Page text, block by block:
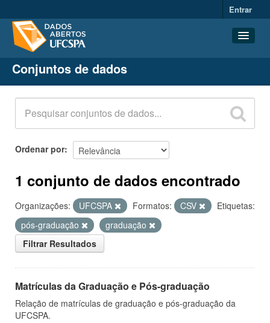
Entrar
Conjuntos de dados
Organizações
Grupos
Sobre
Conjuntos de dados
Ordenar por
1 conjunto de dados encontrado
Organizações: UFCSPA Formatos: CSV
Etiquetas:
pós-graduação
graduação
Filtrar Resultados
Matrículas da Graduação e Pós-graduação
Relação de matrículas de graduação e pós-graduação da
UFCSPA.